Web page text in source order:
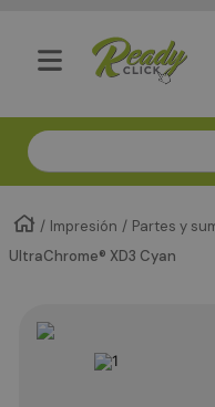
Compra segura -
Impresión Partes y
UltraChrome® XD3 Cyan